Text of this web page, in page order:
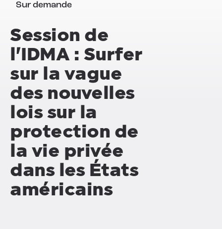
Sur demande
Session de
l'IDMA : Surfer
sur la vague
des nouvelles
lois sur la
protection de
la vie privée
dans les États
américains